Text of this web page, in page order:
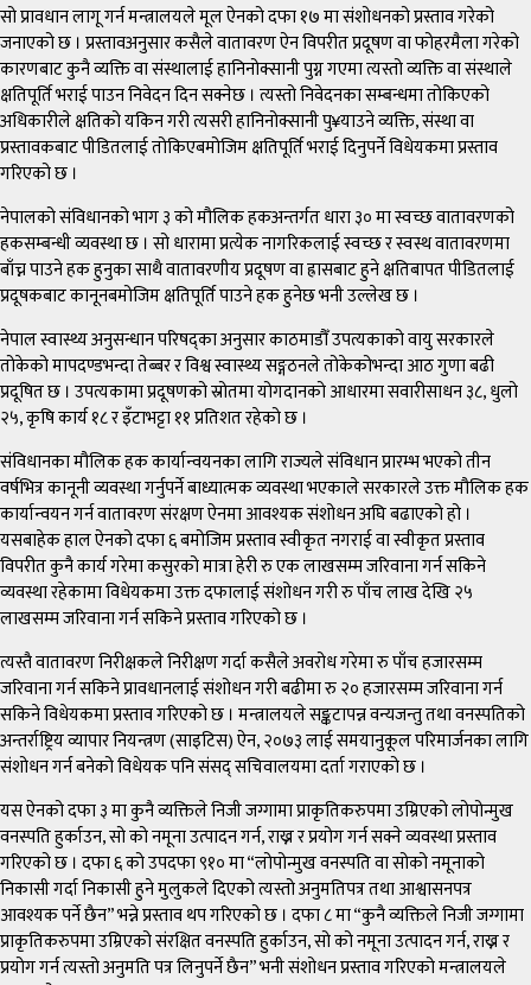
सो प्रावधान लागू गर्न मन्त्रालयले मूल ऐनको दफा १७ मा संशोधनको प्रस्ताव गरेको
जनाएको छ । प्रस्तावअनुसार कसैले वातावरण ऐन विपरीत प्रदूषण वा फोहरमैला गरेको
कारणबाट कुनै व्यक्ति वा संस्थालाई हानिनोक्सानी पुग्न गएमा त्यस्तो व्यक्ति वा संस्थाले
क्षतिपूर्ति भराई पाउन निवेदन दिन सक्नेछ । त्यस्तो निवेदनका सम्बन्धमा तोकिएको
अधिकारीले क्षतिको यकिन गरी त्यसरी हानिनोक्सानी पु¥याउने व्यक्ति, संस्था वा
प्रस्तावकबाट पीडितलाई तोकिएबमोजिम क्षतिपूर्ति भराई दिनुपर्ने विधेयकमा प्रस्ताव
गरिएको छ ।
नेपालको संविधानको भाग ३ को मौलिक हकअन्तर्गत धारा ३० मा स्वच्छ वातावरणको
हकसम्बन्धी व्यवस्था छ । सो धारामा प्रत्येक नागरिकलाई स्वच्छ र स्वस्थ वातावरणमा
बाँच्न पाउने हक हुनुका साथै वातावरणीय प्रदूषण वा ह्रासबाट हुने क्षतिबापत पीडितलाई
प्रदूषकबाट कानूनबमोजिम क्षतिपूर्ति पाउने हक हुनेछ भनी उल्लेख छ ।
नेपाल स्वास्थ्य अनुसन्धान परिषद्का अनुसार काठमाडौँ उपत्यकाको वायु सरकारले
तोकेको मापदण्डभन्दा तेब्बर र विश्व स्वास्थ्य सङ्गठनले तोकेकोभन्दा आठ गुणा बढी
प्रदूषित छ । उपत्यकामा प्रदूषणको स्रोतमा योगदानको आधारमा सवारीसाधन ३८, धुलो
२५, कृषि कार्य १८ र इँटाभट्टा ११ प्रतिशत रहेको छ ।
संविधानका मौलिक हक कार्यान्वयनका लागि राज्यले संविधान प्रारम्भ भएको तीन
वर्षभित्र कानूनी व्यवस्था गर्नुपर्ने बाध्यात्मक व्यवस्था भएकाले सरकारले उक्त मौलिक हक
कार्यान्वयन गर्न वातावरण संरक्षण ऐनमा आवश्यक संशोधन अघि बढाएको हो ।
यसबाहेक हाल ऐनको दफा ६ बमोजिम प्रस्ताव स्वीकृत नगराई वा स्वीकृत प्रस्ताव
विपरीत कुनै कार्य गरेमा कसुरको मात्रा हेरी रु एक लाखसम्म जरिवाना गर्न सकिने
व्यवस्था रहेकामा विधेयकमा उक्त दफालाई संशोधन गरी रु पाँच लाख देखि २५
लाखसम्म जरिवाना गर्न सकिने प्रस्ताव गरिएको छ ।
त्यस्तै वातावरण निरीक्षकले निरीक्षण गर्दा कसैले अवरोध गरेमा रु पाँच हजारसम्म
जरिवाना गर्न सकिने प्रावधानलाई संशोधन गरी बढीमा रु २० हजारसम्म जरिवाना गर्न
सकिने विधेयकमा प्रस्ताव गरिएको छ । मन्त्रालयले सङ्कटापन्न वन्यजन्तु तथा वनस्पतिको
अन्तर्राष्ट्रिय व्यापार नियन्त्रण (साइटिस) ऐन, २०७३ लाई समयानुकूल परिमार्जनका लागि
संशोधन गर्न बनेको विधेयक पनि संसद् सचिवालयमा दर्ता गराएको छ ।
यस ऐनको दफा ३ मा कुनै व्यक्तिले निजी जग्गामा प्राकृतिकरुपमा उम्रिएको लोपोन्मुख
वनस्पति हुर्काउन, सो को नमूना उत्पादन गर्न, राख्न र प्रयोग गर्न सक्ने व्यवस्था प्रस्ताव
गरिएको छ । दफा ६ को उपदफा ९१० मा “लोपोन्मुख वनस्पति वा सोको नमूनाको
निकासी गर्दा निकासी हुने मुलुकले दिएको त्यस्तो अनुमतिपत्र तथा आश्वासनपत्र
आवश्यक पर्ने छैन” भन्ने प्रस्ताव थप गरिएको छ । दफा ८ मा “कुनै व्यक्तिले निजी जग्गामा
प्राकृतिकरुपमा उम्रिएको संरक्षित वनस्पति हुर्काउन, सो को नमूना उत्पादन गर्न, राख्न र
प्रयोग गर्न त्यस्तो अनुमति पत्र लिनुपर्ने छैन” भनी संशोधन प्रस्ताव गरिएको मन्त्रालयले